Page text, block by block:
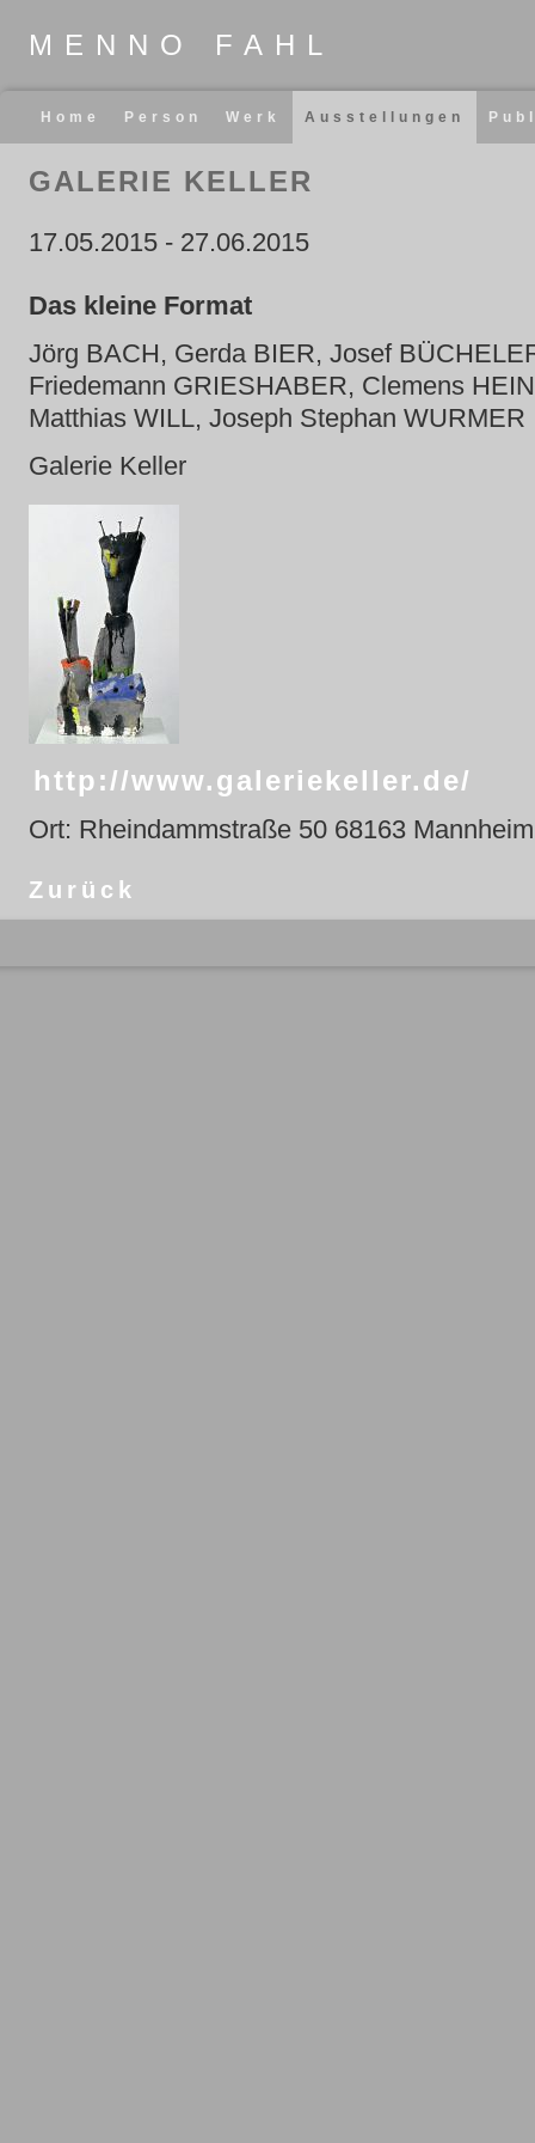
MENNO FAHL
Navigation
überspringen
Home Person Werk Ausstellungen
GALERIE KELLER
17.05.2015 - 27.06.2015
Das kleine Format
Jörg BACH, Gerda BIER, Josef
Friedemann GRIESHABER, Clemens
Matthias WILL, Joseph Stephan WURMER
Galerie Keller
http://www.galeriekeller.de/
Ort: Rheindammstraße 50 68163 Mannheim
Zurück